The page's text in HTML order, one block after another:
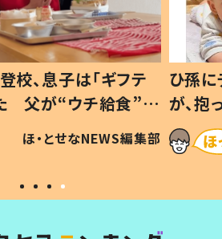
校、息子は「ギフテ
父が“ウチ給食”を
理由とは #令和の親
ほ・とせなNEWS編集部
ひ孫
が、
「涙が
い」